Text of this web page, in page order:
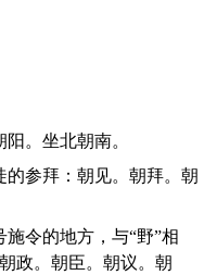
阳。坐北朝南。
政。朝臣。朝议。朝